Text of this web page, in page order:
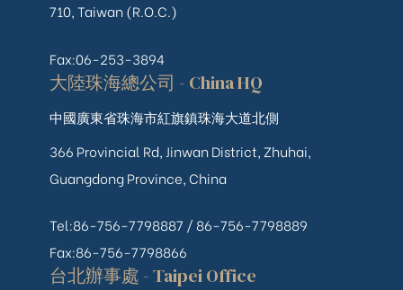
710, Taiwan (R.O.C.)
Fax:06-253-3894
大陸珠海總公司 - China HQ
中國廣東省珠海市紅旗鎮珠海大道北側
366 Provincial Rd, Jinwan District, Zhuhai,
Guangdong Province, China
Tel:86-756-7798887 / 86-756-7798889
Fax:86-756-7798866
台北辦事處 - Taipei Office